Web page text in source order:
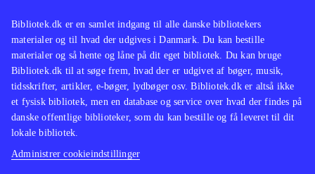
Bibliotek.dk er en samlet indgang til alle danske bibliotekers
materialer og til hvad der udgives i Danmark. Du kan bestille
materialer og så hente og låne på dit eget bibliotek. Du kan bruge
Bibliotek.dk til at søge frem, hvad der er udgivet af bøger, musik,
tidsskrifter, artikler, e-bøger, lydbøger osv. Bibliotek.dk er altså ikke
et fysisk bibliotek, men en database og service over hvad der findes på
danske offentlige biblioteker, som du kan bestille og få leveret til dit
lokale bibliotek.
Administrer cookieindstillinger